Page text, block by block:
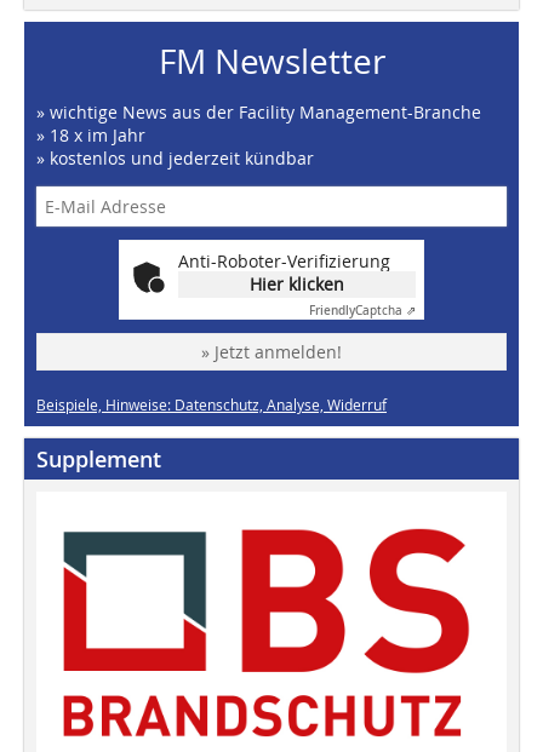
FM Newsletter
» wichtige News aus der Facility Management-Branche
» 18 x im Jahr
» kostenlos und jederzeit kündbar
Anti-Roboter-Verifizierung
Hier klicken
FriendlyCaptcha ⇗
» Jetzt anmelden!
Beispiele, Hinweise: Datenschutz, Analyse, Widerruf
Supplement